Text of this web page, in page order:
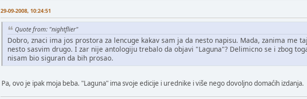
29-09-2008, 10:24:51
Quote from: "nightflier"
Dobro, znaci ima jos prostora za lencuge kakav sam ja da nesto napisu. Mada, zanima me
nesto sasvim drugo. I zar nije antologiju trebalo da objavi "Laguna"? Delimicno se i zbog
nisam bio siguran da bih prosao.
Pa, ovo je ipak moja beba. "Laguna" ima svoje edicije i urednike i više nego dovoljno domaćih izdanja.